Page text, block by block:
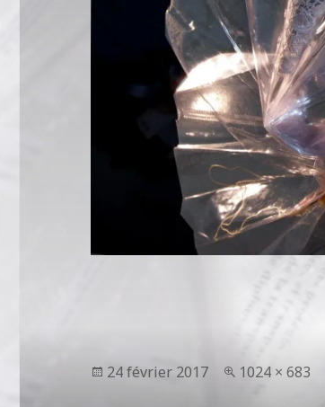
Publié
24 février 2017
Taille
1024 × 683